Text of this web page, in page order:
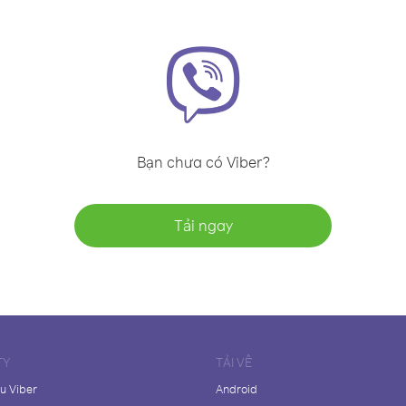
Bạn chưa có Viber?
Tải ngay
Viber
TẢI VỀ
Android